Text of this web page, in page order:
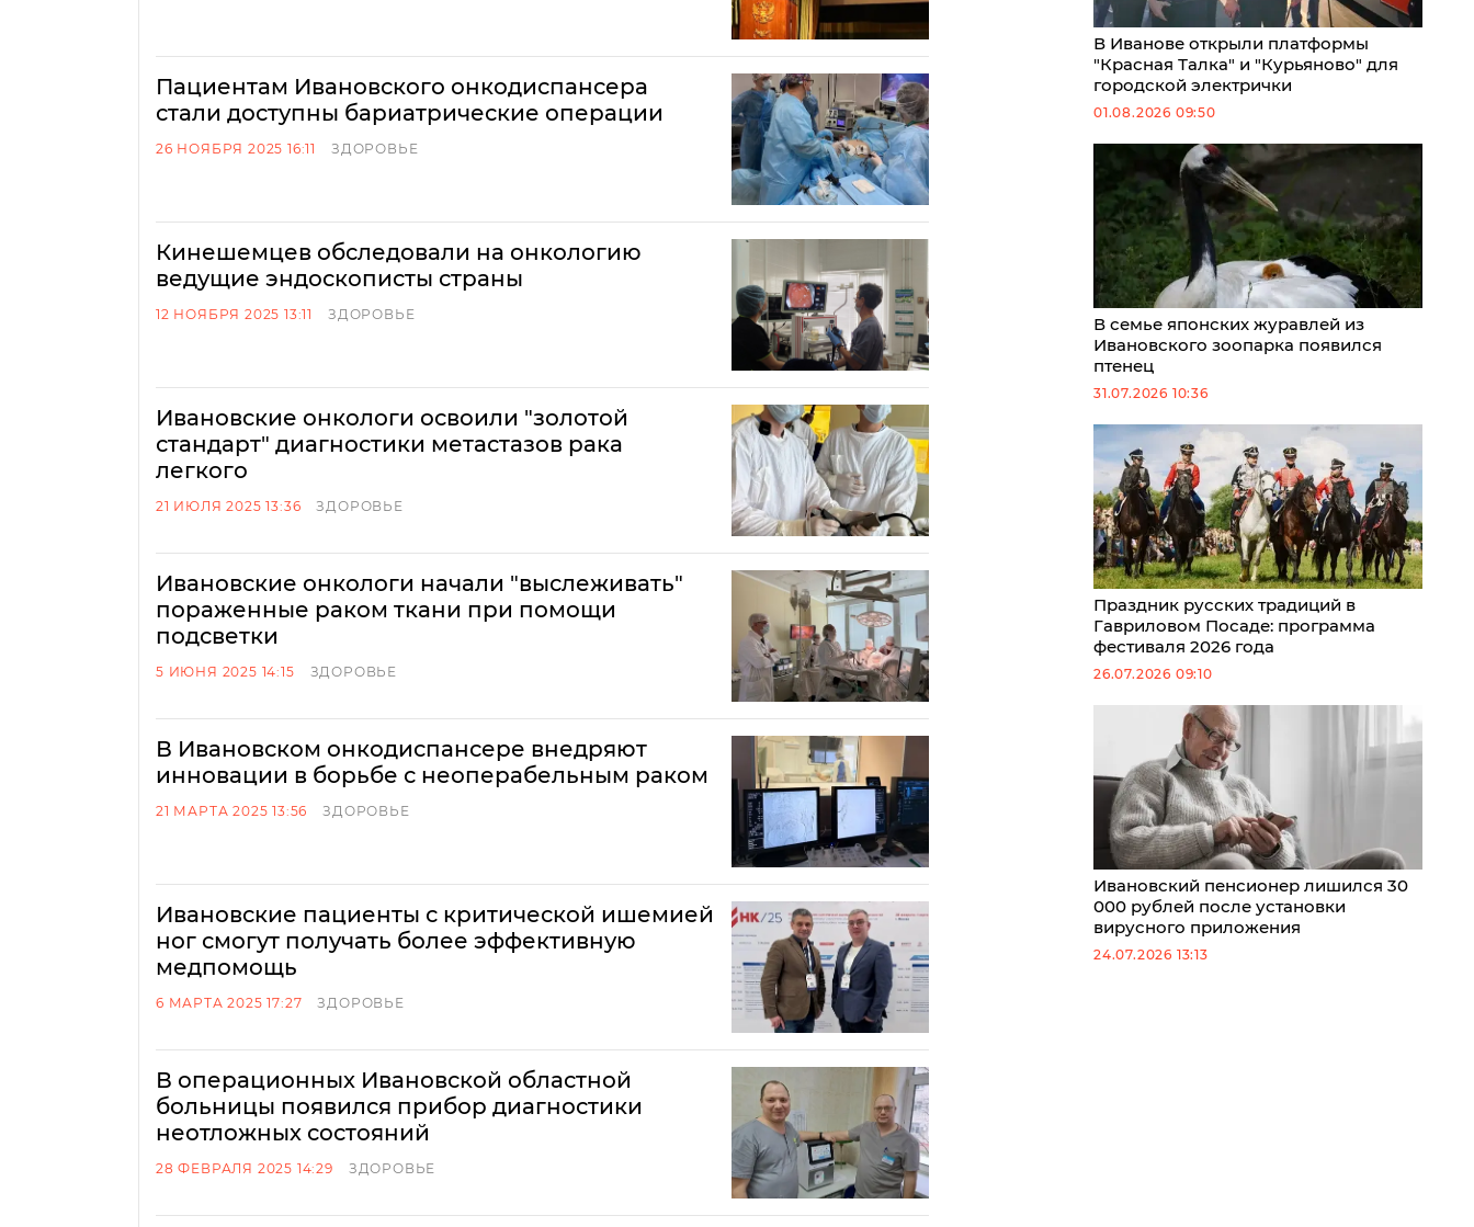
Пациентам Ивановского онкодиспансера
стали доступны бариатрические операции
26 НОЯБРЯ 2025 16:11 ЗДОРОВЬЕ
Кинешемцев обследовали на онкологию
ведущие эндоскописты страны
12 НОЯБРЯ 2025 13:11 ЗДОРОВЬЕ
Ивановские онкологи освоили "золотой
стандарт" диагностики метастазов рака
легкого
21 ИЮЛЯ 2025 13:36 ЗДОРОВЬЕ
Ивановские онкологи начали "выслеживать"
пораженные раком ткани при помощи
подсветки
5 ИЮНЯ 2025 14:15 ЗДОРОВЬЕ
В Ивановском онкодиспансере внедряют
инновации в борьбе с неоперабельным раком
21 МАРТА 2025 13:56 ЗДОРОВЬЕ
Ивановские пациенты с критической ишемией
ног смогут получать более эффективную
медпомощь
6 МАРТА 2025 17:27 ЗДОРОВЬЕ
В операционных Ивановской областной
больницы появился прибор диагностики
неотложных состояний
28 ФЕВРАЛЯ 2025 14:29 ЗДОРОВЬЕ
В Иванове открыли платформы
"Красная Талка" и "Курьяново" для
городской электрички
01.08.2026 09:50
В семье японских журавлей из
Ивановского зоопарка появился
птенец
31.07.2026 10:36
Праздник русских традиций в
Гавриловом Посаде: программа
фестиваля 2026 года
26.07.2026 09:10
Ивановский пенсионер лишился 30
000 рублей после установки
вирусного приложения
24.07.2026 13:13